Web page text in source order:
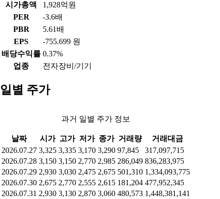
시가총액
1,928억원
PER
-3.6배
PBR
5.61배
EPS
-755.699 원
배당수익률 0.37%
업종
전자장비/기기
일별 주가
과거 일별 주가 정보
날짜 시가 고가 저가 종가 거래량
거래대금
2026.07.27 3,325 3,335 3,170 3,290 97,845
317,097,715
2026.07.28 3,150 3,150 2,770 2,985 286,049 836,283,975
2026.07.29 2,930 3,030 2,475 2,675 501,310 1,334,093,775
2026.07.30 2,675 2,770 2,555 2,615 181,204 477,952,345
2026.07.31 2,930 3,130 2,870 3,060 480,573 1,448,381,141